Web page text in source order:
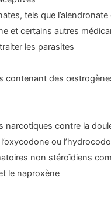
tels que
et certains autres
les parasites
contenant des
narcotiques contre la
ou
non stéroïdiens
le naproxène